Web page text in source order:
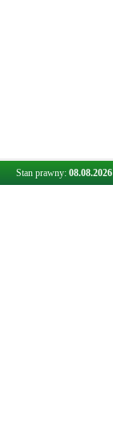
Stan prawny: 08.08.2026